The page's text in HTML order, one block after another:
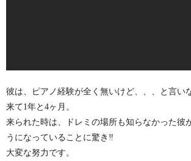
彼は、ピアノ経験が全く無いけど、、、と言い
来て1年と4ヶ月。
来られた時は、ドレミの場所も知らなかった彼
うになっていることに驚き‼︎
大変な努力です。